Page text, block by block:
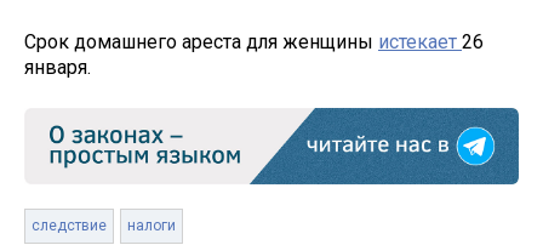
Срок домашнего ареста для женщины истекает 26
января.
следствие налоги